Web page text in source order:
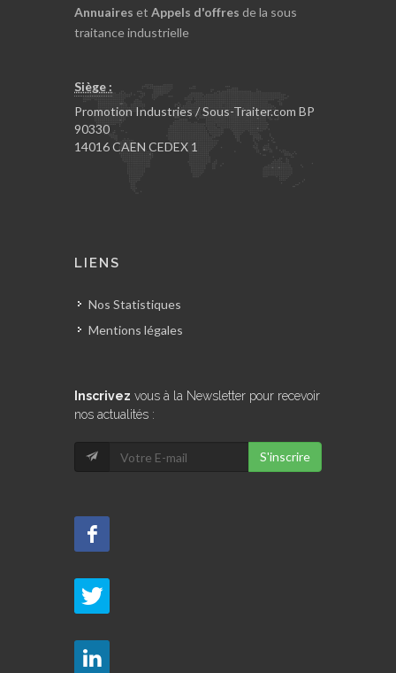
Annuaires et Appels d'offres de la sous
traitance industrielle
Siège :
Promotion Industries / Sous-Traiter.com BP
90330
14016 CAEN CEDEX 1
LIENS
Nos Statistiques
Mentions légales
Inscrivez vous à la Newsletter pour recevoir
nos actualités :
S'inscrire